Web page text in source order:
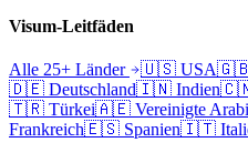
Visum-Leitfäden
Alle 25+ Länder 🇺🇸 USA
🇩🇪 Deutschland🇮🇳 Indien
🇹🇷 Türkei🇦🇪 Vereinigte
Frankreich🇪🇸 Spanien🇮🇹